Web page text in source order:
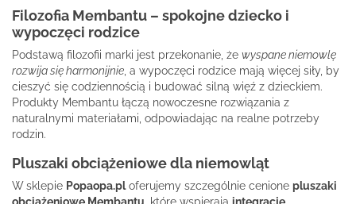
Filozofia Membantu – spokojne dziecko i
wypoczęci rodzice
Podstawą filozofii marki jest przekonanie, że wyspane niemowlę
rozwija się harmonijnie , a wypoczęci rodzice mają więcej siły, by
cieszyć się codziennością i budować silną więź z dzieckiem.
Produkty Membantu łączą nowoczesne rozwiązania z
naturalnymi materiałami, odpowiadając na realne potrzeby
rodzin.
Pluszaki obciążeniowe dla niemowląt
W sklepie Popaopa.ploferujemy szczególnie cenione pluszaki
obciążeniowe Membantu , które wspierają integrację